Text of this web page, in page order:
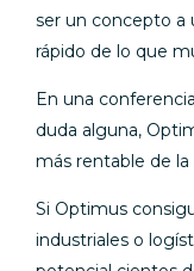
ser un concepto a
rápido de lo que
En una
duda alguna,
más rentable de la
Si Optimus
industriales o